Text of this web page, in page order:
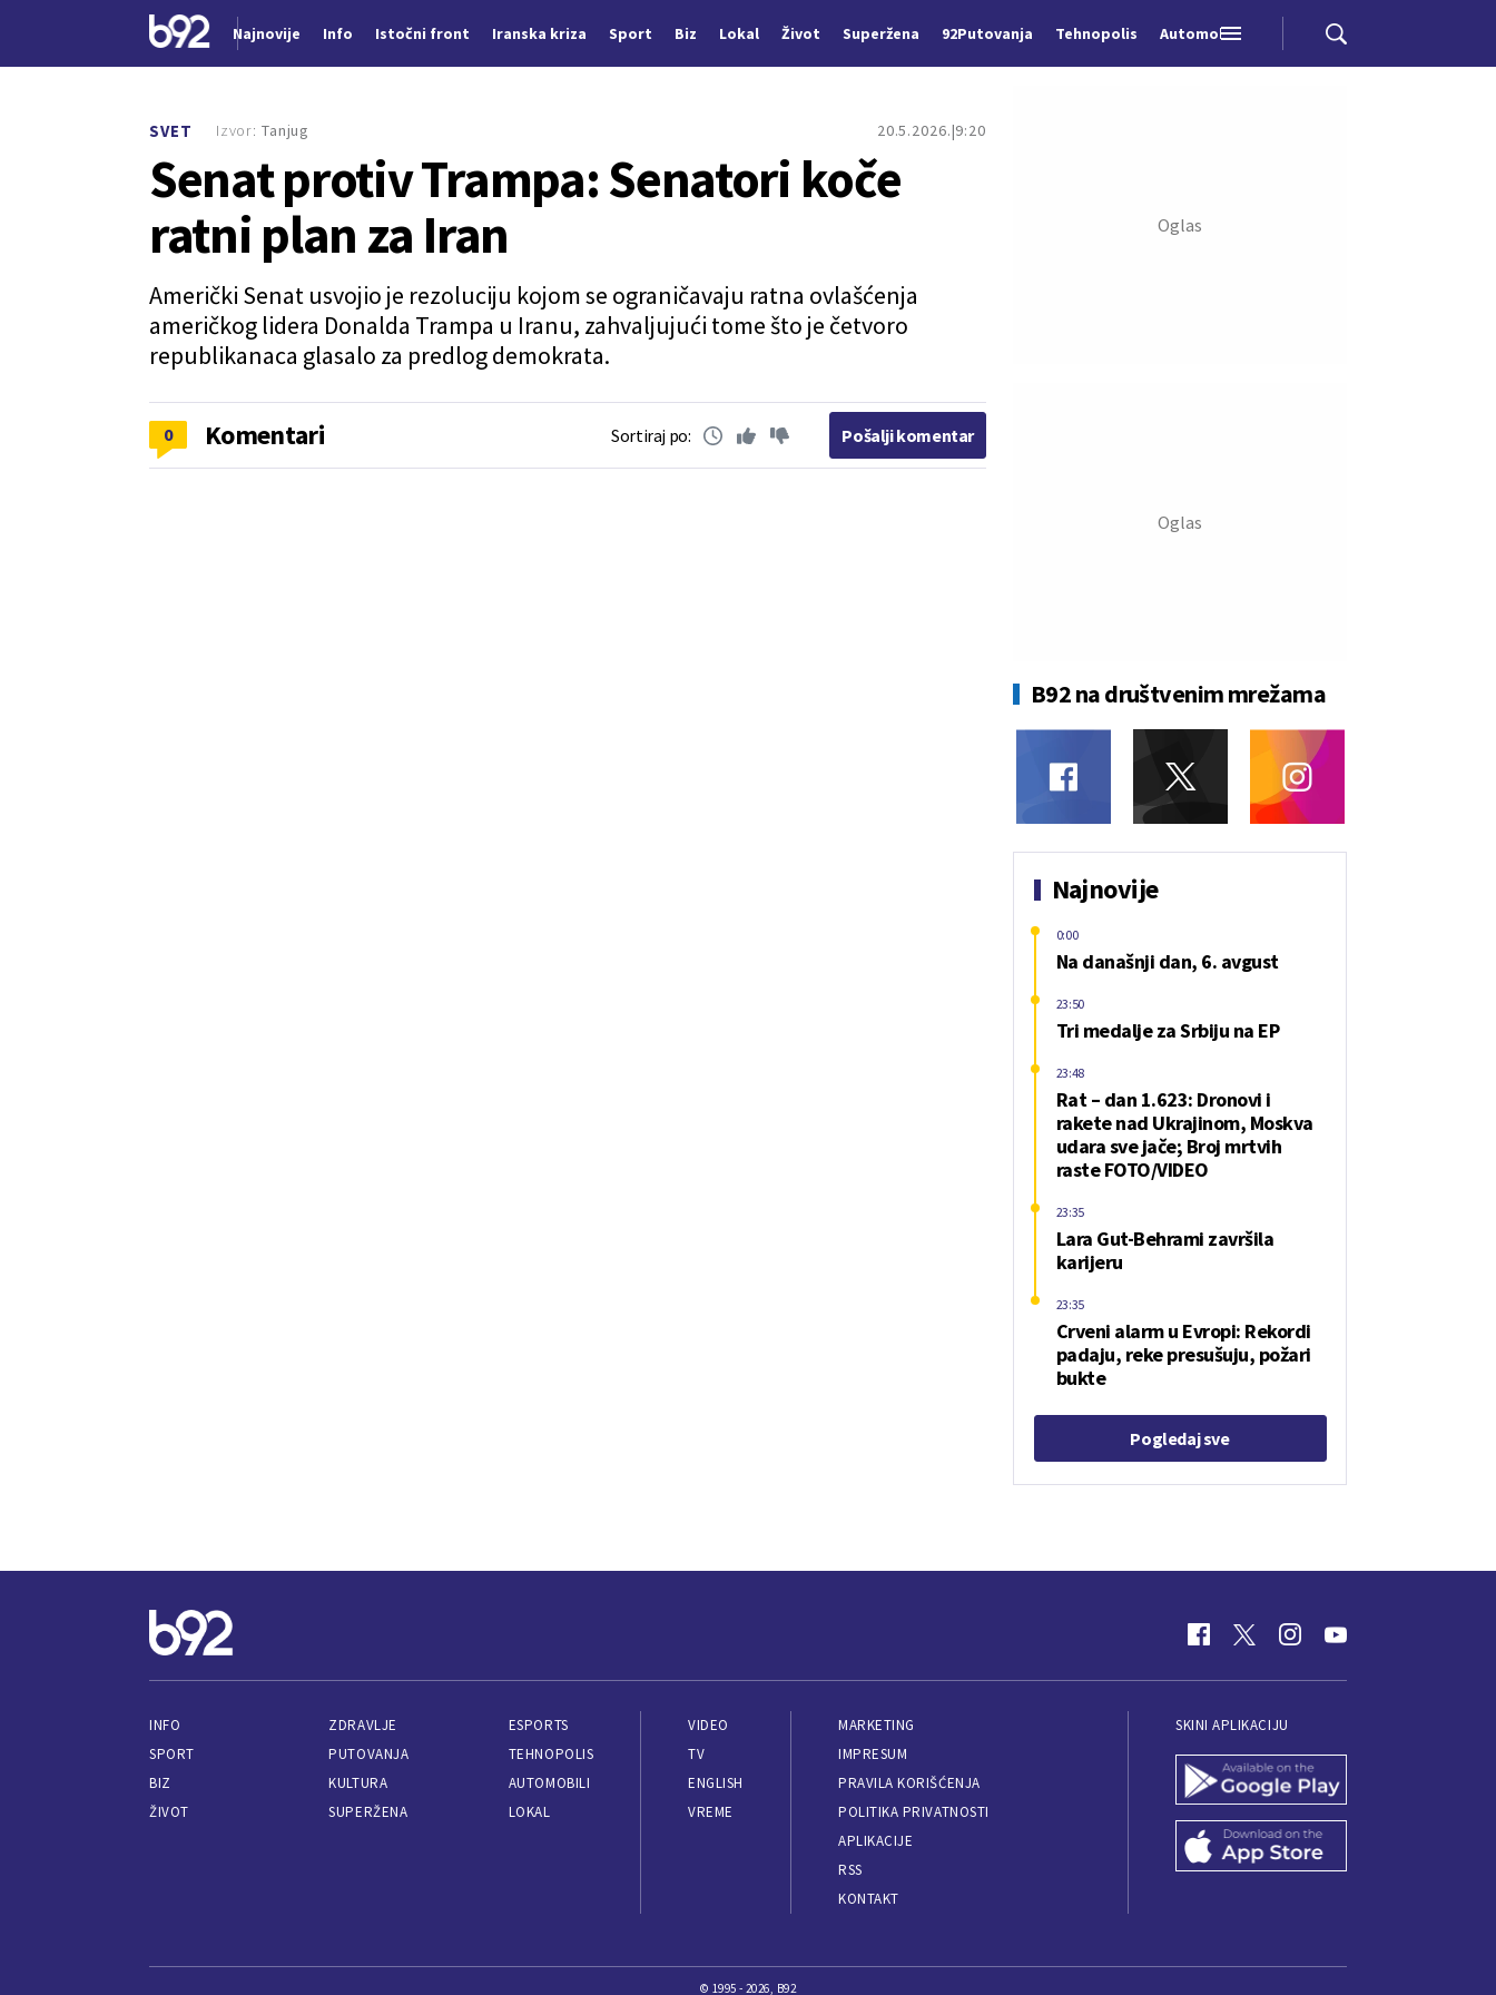
Najnovije Info Istočni front Iranska kriza Sport Biz Lokal Život Superžena 92Putovanja Tehnopolis Automobili
SVET 20.5.2026. 9:20
Senat protiv Trampa: Senatori koče
ratni plan za Iran
Američki Senat usvojio je rezoluciju kojom se ograničavaju ratna ovlašćenja
američkog lidera Donalda Trampa u Iranu, zahvaljujući tome što je četvoro
republikanaca glasalo za predlog demokrata.
Izvor: Tanjug
0 Komentari Sortiraj po: Pošalji komentar
B92 na društvenim mrežama
Najnovije
Na današnji dan, 6. avgust
0:00
Tri medalje za Srbiju na EP
23:50
Rat – dan 1.623: Dronovi i
rakete nad Ukrajinom, Moskva
udara sve jače; Broj mrtvih
raste FOTO/VIDEO
23:48
Lara Gut-Behrami završila
karijeru
23:35
Crveni alarm u Evropi: Rekordi
padaju, reke presušuju, požari
bukte
23:35
Pogledaj sve
INFO
SPORT
BIZ
ŽIVOT
ZDRAVLJE
PUTOVANJA
KULTURA
SUPERŽENA
ESPORTS
TEHNOPOLIS
AUTOMOBILI
LOKAL
VIDEO
TV
ENGLISH
VREME
MARKETING
IMPRESUM
PRAVILA KORIŠĆENJA
POLITIKA PRIVATNOSTI
APLIKACIJE
RSS
KONTAKT
SKINI APLIKACIJU
© 1995 - 2026, B92